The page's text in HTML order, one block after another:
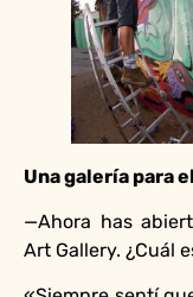
Una galería para
—Ahora has
Art Gallery. ¿Cuál